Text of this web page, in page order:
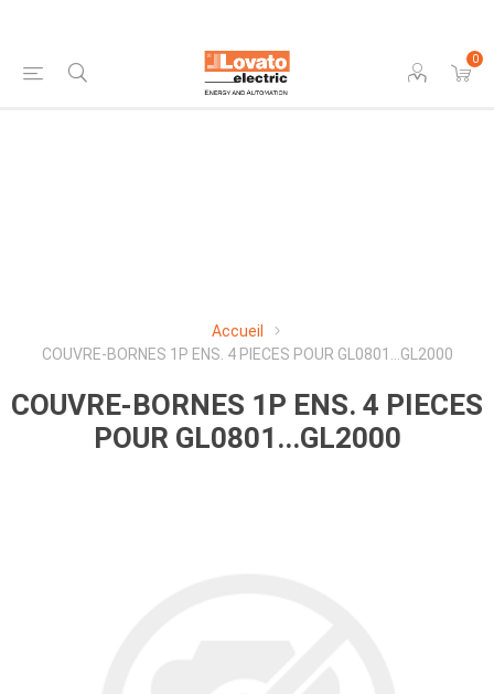
0
Accueil
COUVRE-BORNES 1P ENS. 4 PIECES POUR GL0801...GL2000
COUVRE-BORNES 1P ENS. 4 PIECES
POUR GL0801...GL2000